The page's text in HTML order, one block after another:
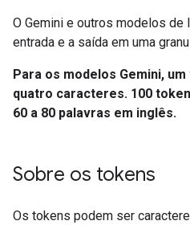
O Gemini e outros modelos de
entrada e a saída em uma
Para os modelos Gemini,
quatro caracteres. 100
60 a 80 palavras em inglês.
Sobre os tokens
Os tokens podem ser